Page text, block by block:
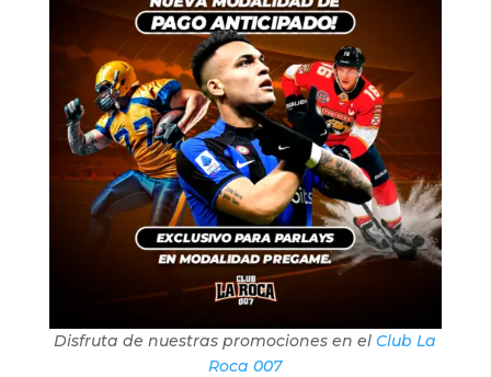
Disfruta de nuestras promociones en elClub La
Roca 007